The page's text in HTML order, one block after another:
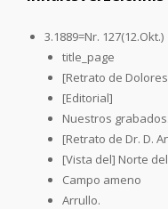
3.1889=Nr. 127(12.Okt.)
title_page
[Retrato de
[Editorial]
Nuestros grabados.
[Retrato de Dr. D.
[Vista del] Norte
Campo ameno
Arrullo.